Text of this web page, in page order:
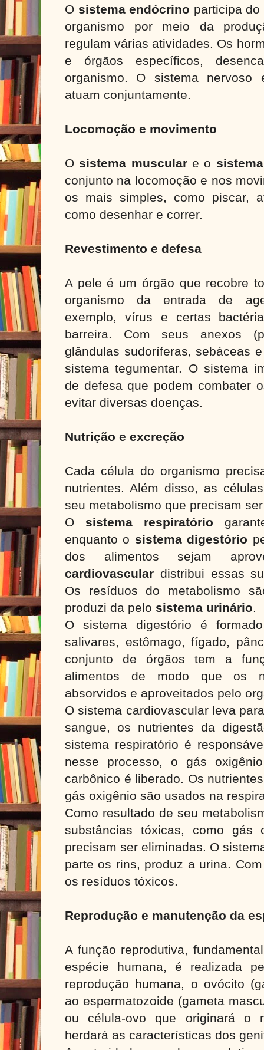
O sistema endócrino participa
organismo por meio da
regulam várias atividades. Os
e órgãos específicos,
organismo. O sistema nervoso
atuam conjuntamente.
Locomoção e movimento
O sistema musculare o
conjunto na locomoção e nos
os mais simples, como piscar,
como desenhar e correr.
Revestimento e defesa
A pele é um órgão que recobre
organismo da entrada de
exemplo, vírus e certas
barreira. Com seus anexos
glândulas sudoríferas, sebáceas
sistema tegumentar. O sistema
de defesa que podem combater
evitar diversas doenças.
Nutrição e excreção
Cada célula do organismo
nutrientes. Além disso, as
seu metabolismo que precisam
O sistema respiratório
enquanto o sistema digestório
dos alimentos sejam
cardiovascular distribui essas
Os resíduos do metabolismo
produzi da pelo sistema urinário.
O sistema digestório é
salivares, estômago, fígado,
conjunto de órgãos tem a
alimentos de modo que os
absorvidos e aproveitados pelo
O sistema cardiovascular leva
sangue, os nutrientes da
sistema respiratório é
nesse processo, o gás
carbônico é liberado. Os
gás oxigênio são usados na
Como resultado de seu
substâncias tóxicas, como gás
precisam ser eliminadas. O
parte os rins, produz a urina.
os resíduos tóxicos.
Reprodução e manutenção da
A função reprodutiva,
espécie humana, é realizada
reprodução humana, o ovócito
ao espermatozoide (gameta
ou célula-ovo que originará o
herdará as características dos